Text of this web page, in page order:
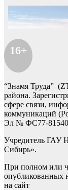
16+
“Знамя Труда”
района.
сфере связи,
коммуникаций
Эл № ФС77-
Учредитель ГАУ
Сибирь».
При полном или
опубликованных
на сайт